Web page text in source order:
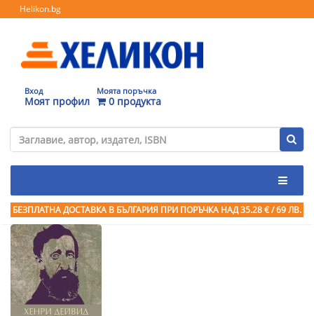
Helikon.bg
Вход
Моят профил
Моята поръчка
0 продукта
БЕЗПЛАТНА ДОСТАВКА В БЪЛГАРИЯ ПРИ ПОРЪЧКА НАД 35.28 € / 69 ЛВ.